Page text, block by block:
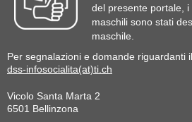
del presente portale,
maschili sono stati
maschile.
Per segnalazioni e domande riguardanti
dss-infosocialita(at)ti.ch
Vicolo Santa Marta 2
6501 Bellinzona